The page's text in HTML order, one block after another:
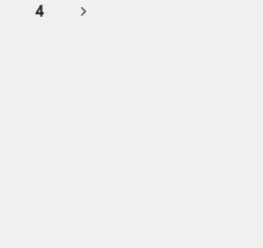
4